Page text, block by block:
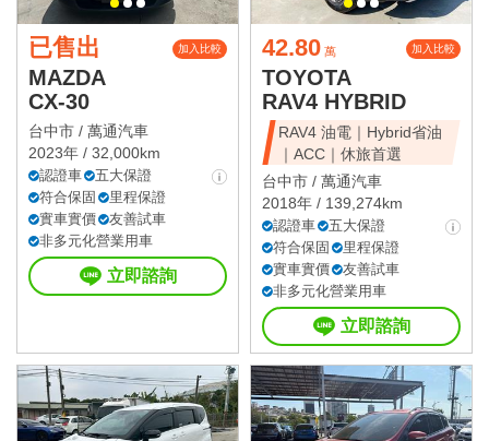
已售出 加入比較
MAZDA
CX-30
台中市 / 萬通汽車
2023年 / 32,000km
認證車
五大保證
符合保固
里程保證
實車實價
友善試車
非多元化營業用車
立即諮詢
42.80 萬 加入比較
TOYOTA
RAV4 HYBRID
RAV4 油電｜Hybrid省油
｜ACC｜休旅首選
台中市 / 萬通汽車
2018年 / 139,274km
認證車
五大保證
符合保固
里程保證
實車實價
友善試車
非多元化營業用車
立即諮詢